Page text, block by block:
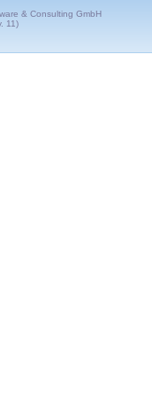
& Consulting GmbH
11)